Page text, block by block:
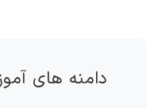
دامنه های